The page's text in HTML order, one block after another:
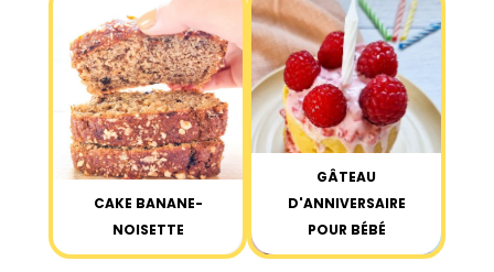
CAKE BANANE-
NOISETTE
GÂTEAU
D'ANNIVERSAIRE
POUR BÉBÉ